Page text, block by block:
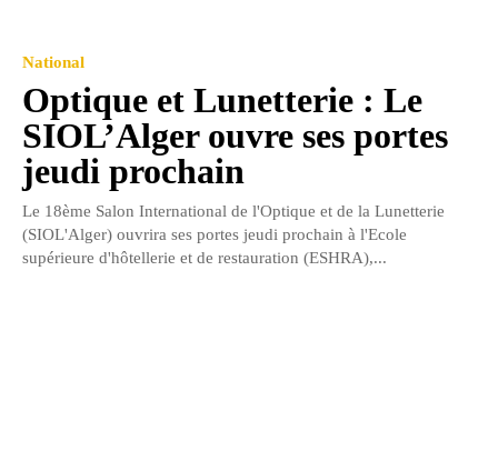
National
Optique et Lunetterie : Le
SIOL’Alger ouvre ses portes
jeudi prochain
Le 18ème Salon International de l'Optique et de la Lunetterie
(SIOL'Alger) ouvrira ses portes jeudi prochain à l'Ecole
supérieure d'hôtellerie et de restauration (ESHRA),...